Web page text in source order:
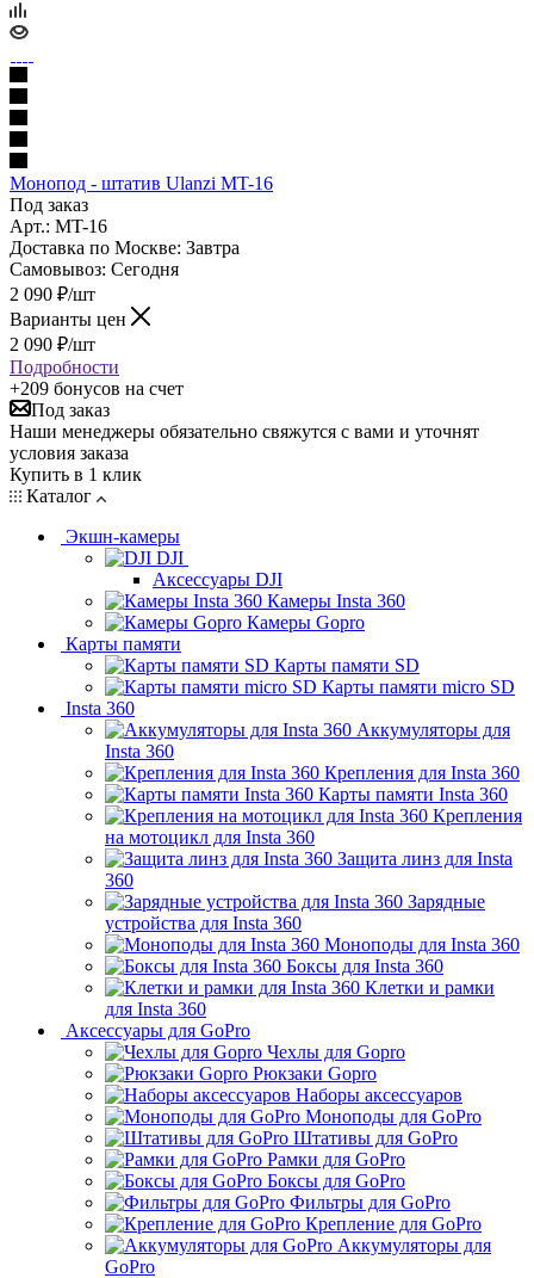
Монопод - штатив Ulanzi MT-16
Под заказ
Арт.: MT-16
Доставка по Москве: Завтра
Самовывоз: Сегодня
2 090 ₽/шт
Варианты цен
2 090 ₽/шт
Подробности
+209 бонусов на счет
Под заказ
Наши менеджеры обязательно свяжутся с вами и уточнят
условия заказа
Купить в 1 клик
Каталог
Экшн-камеры
DJI
Аксессуары DJI
Камеры Insta 360
Камеры Gopro
Карты памяти
Карты памяти SD
Карты памяти micro SD
Insta 360
Аккумуляторы для
Insta 360
Крепления для Insta 360
Карты памяти Insta 360
Крепления
на мотоцикл для Insta 360
Защита линз для Insta
360
Зарядные
устройства для Insta 360
Моноподы для Insta 360
Боксы для Insta 360
Клетки и рамки
для Insta 360
Аксессуары для GoPro
Чехлы для Gopro
Рюкзаки Gopro
Наборы аксессуаров
Моноподы для GoPro
Штативы для GoPro
Рамки для GoPro
Боксы для GoPro
Фильтры для GoPro
Крепление для GoPro
Аккумуляторы для
GoPro